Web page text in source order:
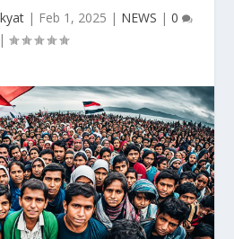
| Feb 1, 2025 | NEWS | 0
|